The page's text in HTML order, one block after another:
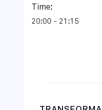
Time:
20:00 - 21:15